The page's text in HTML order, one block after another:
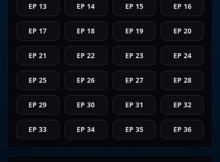
EP 13 EP 14 EP 15 EP 16
EP 17 EP 18 EP 19 EP 20
EP 21 EP 22 EP 23 EP 24
EP 25 EP 26 EP 27 EP 28
EP 29 EP 30 EP 31 EP 32
EP 33 EP 34 EP 35 EP 36